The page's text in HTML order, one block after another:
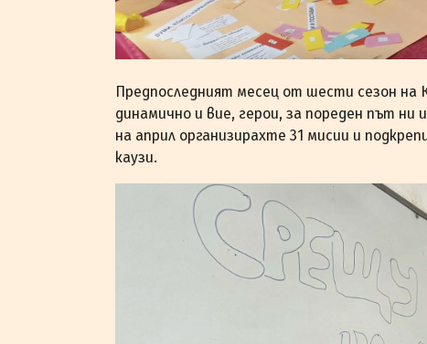
Предпоследният месец от шести сезон
динамично и вие, герои, за пореден път
на април организирахте 31 мисии и
каузи.